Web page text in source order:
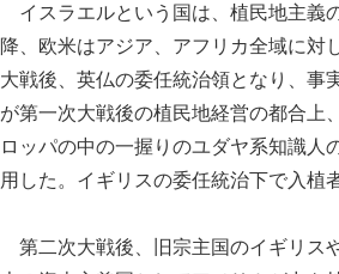
イスラエルという国は、植民地主義
降、欧米はアジア、アフリカ全域に対
大戦後、英仏の委任統治領となり、事
が第一次大戦後の植民地経営の都合上
ロッパの中の一握りのユダヤ系知識人
用した。イギリスの委任統治下で入植
第二次大戦後、旧宗主国のイギリス